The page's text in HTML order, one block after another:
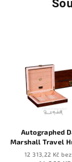
Autographed
Marshall Travel
20 cigars
12 313,22 Kč bez